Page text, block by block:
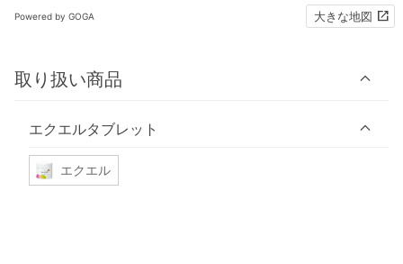
Powered by GOGA 大きな地図
取り扱い商品
エクエルタブレット
エクエル